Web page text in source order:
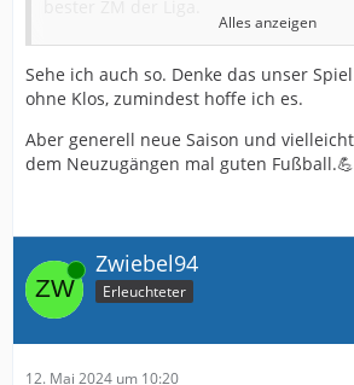
Das man mit denen um den Aufstieg
Verl in der Hinrunde ja gezeigt.
Dass Corboz bei uns meilenweit hinter
Erwartungen bleibt steht dann auf
Aber es gab bei uns ja schon
Prietl, Voglsammer, Hack oder Arne
jüngerer Vergangenheit.
Mit Kunze kommt ja wohl auch noch
der in Liga 3 immer zu den besten
Alles anzeigen
Sehe ich auch so. Denke das unser
ohne Klos, zumindest hoffe ich es.
Aber generell neue Saison und
dem Neuzugängen mal guten Fußball.💪
Online Zwiebel94
Erleuchteter
12. Mai 2024 um 10:20